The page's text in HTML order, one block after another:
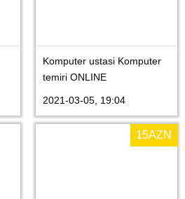
Komputer ustasi Komputer
temiri ONLINE
2021-03-05, 19:04
15AZN